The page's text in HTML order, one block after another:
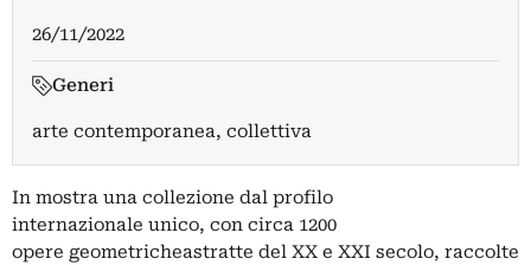
26/11/2022
Generi
arte contemporanea, collettiva
In mostra una collezione dal profilo
internazionale unico, con circa 1200
opere geometricheastratte del XX e XXI secolo, raccolte